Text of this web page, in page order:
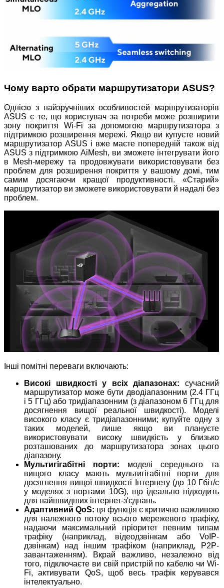
Чому варто обрати маршрутизатори ASUS?
Однією з найзручніших особливостей маршрутизаторів
ASUS є те, що користувач за потреби може розширити
зону покриття Wi-Fi за допомогою маршрутизатора з
підтримкою розширення мережі. Якщо ви купуєте новий
маршрутизатор ASUS і вже маєте попередній також від
ASUS з підтримкою AiMesh, ви зможете інтегрувати його
в Mesh-мережу та продовжувати використовувати без
проблем для розширення покриття у вашому домі, тим
самим досягаючи кращої продуктивності. «Старий»
маршрутизатор ви зможете використовувати й надалі без
проблем.
Інші помітні переваги включають:
Високі швидкості у всіх діапазонах: сучасний
маршрутизатор може бути дводіапазонним (2.4 ГГц
і 5 ГГц) або тридіапазонним (з діапазоном 6 ГГц для
досягнення вищої реальної швидкості). Моделі
високого класу є тридіапазонними; купуйте одну з
таких моделей, лише якщо ви плануєте
використовувати високу швидкість у близько
розташованих до маршрутизатора зонах цього
діапазону.
Мультигігабітні порти: моделі середнього та
вищого класу мають мультигігабітні порти для
досягнення вищої швидкості Інтернету (до 10 Гбіт/с
у моделях з портами 10G), що ідеально підходить
для найшвидших інтернет-з'єднань.
Адаптивний QoS: ця функція є критично важливою
для належного потоку всього мережевого трафіку,
надаючи максимальний пріоритет певним типам
трафіку (наприклад, відеодзвінкам або VoIP-
дзвінкам) над іншим трафіком (наприклад, P2P-
завантаженням). Вкрай важливо, незалежно від
того, підключаєте ви свій пристрій по кабелю чи Wi-
Fi, активувати QoS, щоб весь трафік керувався
інтелектуально.